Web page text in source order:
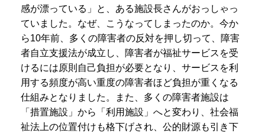
感が漂っている」と、ある施設長さんがおっしゃっ
ていました。なぜ、こうなってしまったのか。今か
ら10年前、多くの障害者の反対を押し切って、障害
者自立支援法が成立し、障害者が福祉サービスを受
けるには原則自己負担が必要となり、サービスを利
用する頻度が高い重度の障害者ほど負担が重くなる
仕組みとなりました。また、多くの障害者施設は
「措置施設」から「利用施設」へと変わり、社会福
祉法上の位置付けも格下げされ、公的財源も引き下